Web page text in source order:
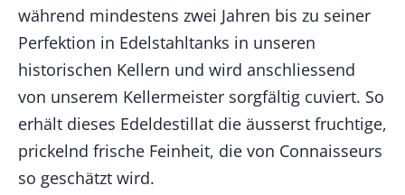
während mindestens zwei Jahren bis zu seiner
Perfektion in Edelstahltanks in unseren
historischen Kellern und wird anschliessend
von unserem Kellermeister sorgfältig cuviert. So
erhält dieses Edeldestillat die äusserst fruchtige,
prickelnd frische Feinheit, die von Connaisseurs
so geschätzt wird.